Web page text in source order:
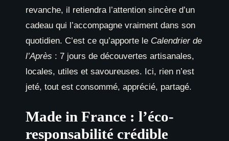
revanche, il retiendra l’attention sincère d’un
cadeau qui l’accompagne vraiment dans son
quotidien. C’est ce qu’apporte le Calendrier de
l’Après : 7 jours de découvertes artisanales,
locales, utiles et savoureuses. Ici, rien n’est
jeté, tout est consommé, apprécié, partagé.
Made in France : l’éco-
responsabilité crédible